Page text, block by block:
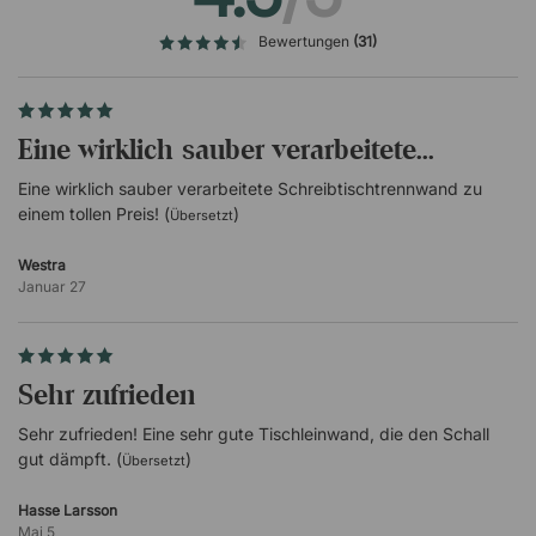
EPD (Umweltproduktdeklaration)
Möbelfakta
Maße der Halterung
Bewertungen (31)
Eine wirklich sauber verarbeitete...
Eine wirklich sauber verarbeitete Schreibtischtrennwand zu
einem tollen Preis! (Übersetzt)
Westra
Januar 27
Sehr zufrieden
Sehr zufrieden! Eine sehr gute Tischleinwand, die den Schall
gut dämpft. (Übersetzt)
Hasse Larsson
Mai 5